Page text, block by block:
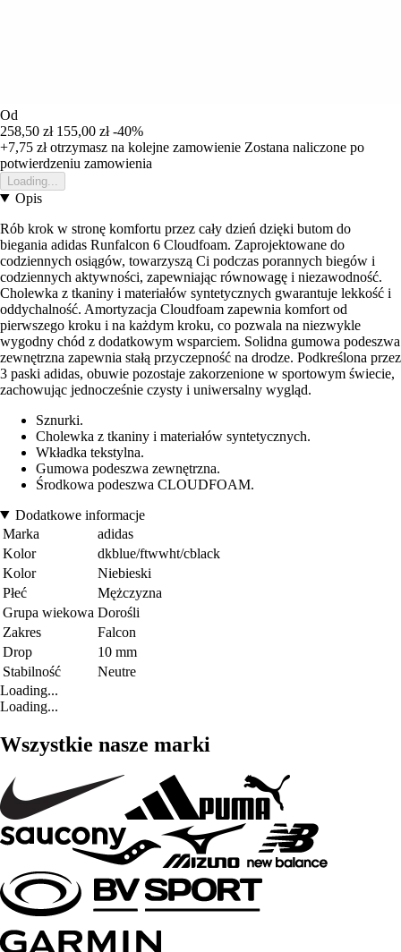
Od
258,50 zł 155,00 zł -40%
+7,75 złotrzymasz na kolejne zamowienie Zostana naliczone po
potwierdzeniu zamowienia
Loading...
Opis
Rób krok w stronę komfortu przez cały dzień dzięki butom do
biegania adidas Runfalcon 6 Cloudfoam. Zaprojektowane do
codziennych osiągów, towarzyszą Ci podczas porannych biegów i
codziennych aktywności, zapewniając równowagę i niezawodność.
Cholewka z tkaniny i materiałów syntetycznych gwarantuje lekkość i
oddychalność. Amortyzacja Cloudfoam zapewnia komfort od
pierwszego kroku i na każdym kroku, co pozwala na niezwykle
wygodny chód z dodatkowym wsparciem. Solidna gumowa podeszwa
zewnętrzna zapewnia stałą przyczepność na drodze. Podkreślona przez
3 paski adidas, obuwie pozostaje zakorzenione w sportowym świecie,
zachowując jednocześnie czysty i uniwersalny wygląd.
Sznurki.
Cholewka z tkaniny i materiałów syntetycznych.
Wkładka tekstylna.
Gumowa podeszwa zewnętrzna.
Środkowa podeszwa CLOUDFOAM.
Dodatkowe informacje
Marka
adidas
Kolor
dkblue/ftwwht/cblack
Kolor
Niebieski
Płeć
Mężczyzna
Grupa wiekowa Dorośli
Zakres
Falcon
Drop
10 mm
Stabilność
Neutre
Loading...
Loading...
Wszystkie nasze marki